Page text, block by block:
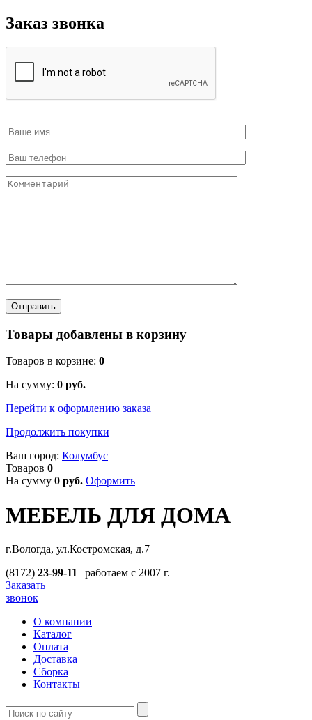
Заказ звонка
Товары добавлены в корзину
Товаров в корзине: 0
На сумму: 0 руб.
Перейти к оформлению заказа
Продолжить покупки
Ваш город: Колумбус
Товаров 0
На сумму 0 руб. Оформить
МЕБЕЛЬ ДЛЯ ДОМА
г.Вологда, ул.Костромская, д.7
(8172) 23-99-11 | работаем с 2007 г.
Заказать
звонок
О компании
Каталог
Оплата
Доставка
Сборка
Контакты